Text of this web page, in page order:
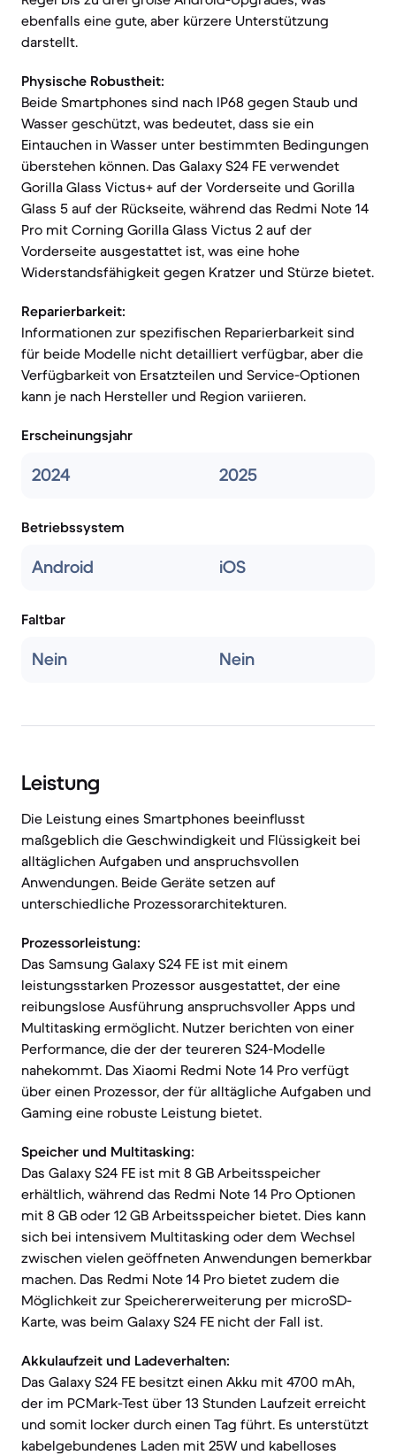
ebenfalls eine gute, aber kürzere Unterstützung
darstellt.
Physische Robustheit:
Beide Smartphones sind nach IP68 gegen Staub und
Wasser geschützt, was bedeutet, dass sie ein
Eintauchen in Wasser unter bestimmten Bedingungen
überstehen können. Das Galaxy S24 FE verwendet
Gorilla Glass Victus+ auf der Vorderseite und Gorilla
Glass 5 auf der Rückseite, während das Redmi Note 14
Pro mit Corning Gorilla Glass Victus 2 auf der
Vorderseite ausgestattet ist, was eine hohe
Widerstandsfähigkeit gegen Kratzer und Stürze bietet.
Reparierbarkeit:
Informationen zur spezifischen Reparierbarkeit sind
für beide Modelle nicht detailliert verfügbar, aber die
Verfügbarkeit von Ersatzteilen und Service-Optionen
kann je nach Hersteller und Region variieren.
Erscheinungsjahr
2024 2025
Betriebssystem
Android iOS
Faltbar
Nein Nein
Leistung
Die Leistung eines Smartphones beeinflusst
maßgeblich die Geschwindigkeit und Flüssigkeit bei
alltäglichen Aufgaben und anspruchsvollen
Anwendungen. Beide Geräte setzen auf
unterschiedliche Prozessorarchitekturen.
Prozessorleistung:
Das Samsung Galaxy S24 FE ist mit einem
leistungsstarken Prozessor ausgestattet, der eine
reibungslose Ausführung anspruchsvoller Apps und
Multitasking ermöglicht. Nutzer berichten von einer
Performance, die der der teureren S24-Modelle
nahekommt. Das Xiaomi Redmi Note 14 Pro verfügt
über einen Prozessor, der für alltägliche Aufgaben und
Gaming eine robuste Leistung bietet.
Speicher und Multitasking:
Das Galaxy S24 FE ist mit 8 GB Arbeitsspeicher
erhältlich, während das Redmi Note 14 Pro Optionen
mit 8 GB oder 12 GB Arbeitsspeicher bietet. Dies kann
sich bei intensivem Multitasking oder dem Wechsel
zwischen vielen geöffneten Anwendungen bemerkbar
machen. Das Redmi Note 14 Pro bietet zudem die
Möglichkeit zur Speichererweiterung per microSD-
Karte, was beim Galaxy S24 FE nicht der Fall ist.
Akkulaufzeit und Ladeverhalten:
Das Galaxy S24 FE besitzt einen Akku mit 4700 mAh,
der im PCMark-Test über 13 Stunden Laufzeit erreicht
und somit locker durch einen Tag führt. Es unterstützt
kabelgebundenes Laden mit 25W und kabelloses